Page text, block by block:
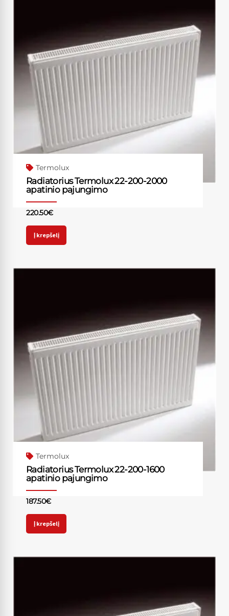
Termolux
Radiatorius Termolux 22-200-2000
apatinio pajungimo
220.50€
Į krepšelį
Termolux
Radiatorius Termolux 22-200-1600
apatinio pajungimo
187.50€
Į krepšelį